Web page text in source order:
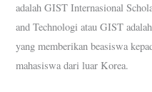
adalah GIST Internasional
and Technologi atau GIST
yang memberikan beasiswa
mahasiswa dari luar Korea.